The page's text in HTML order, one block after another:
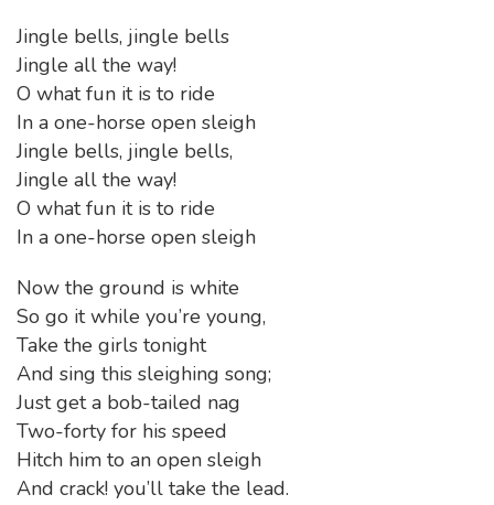
Jingle bells, jingle bells
Jingle all the way!
O what fun it is to ride
In a one-horse open sleigh
Jingle bells, jingle bells,
Jingle all the way!
O what fun it is to ride
In a one-horse open sleigh
Now the ground is white
So go it while you’re young,
Take the girls tonight
And sing this sleighing song;
Just get a bob-tailed nag
Two-forty for his speed
Hitch him to an open sleigh
And crack! you’ll take the lead.